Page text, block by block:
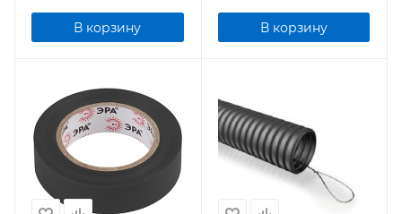
В корзину В корзину